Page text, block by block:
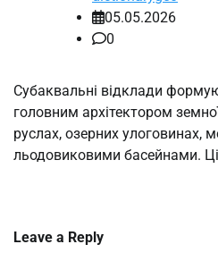
05.05.2026
0
Субаквальні відклади
головним архітектором
руслах, озерних улоговинах,
льодовиковими басейнами.
Leave a Reply